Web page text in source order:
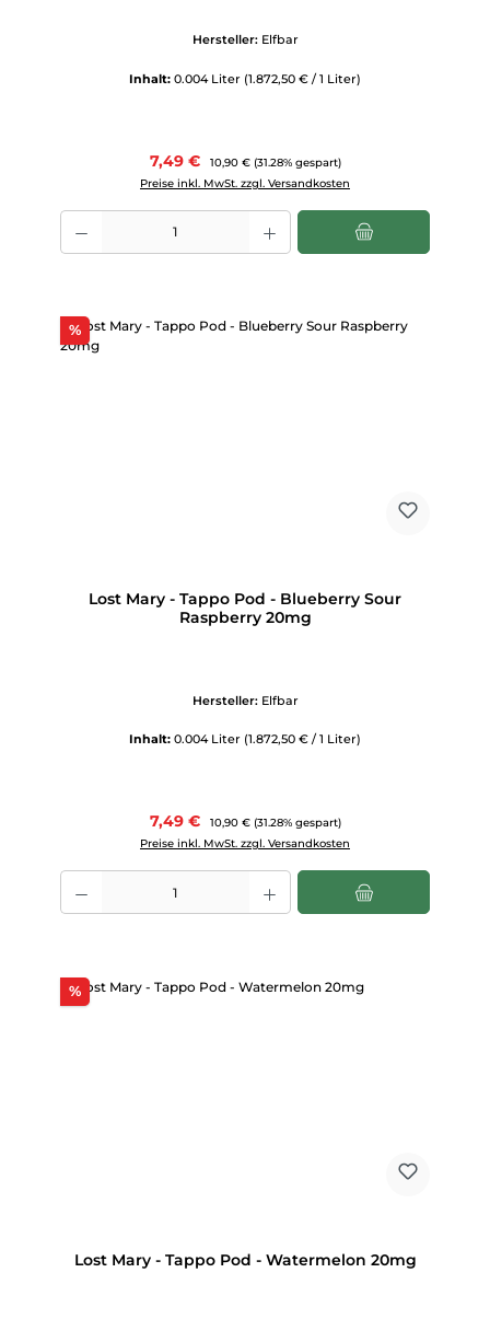
Hersteller: Elfbar
Inhalt: 0.004 Liter (1.872,50 € / 1 Liter)
Verkaufspreis:
7,49 € Regulärer Preis:
10,90 € (31.28% gespart)
Preise inkl. MwSt. zzgl. Versandkosten
Produkt Anzahl: Gib den gewünschten Wert ein oder benutze die
%Rabatt
Lost Mary - Tappo Pod - Blueberry Sour
Raspberry 20mg
Hersteller: Elfbar
Inhalt: 0.004 Liter (1.872,50 € / 1 Liter)
Verkaufspreis:
7,49 € Regulärer Preis:
10,90 € (31.28% gespart)
Preise inkl. MwSt. zzgl. Versandkosten
Produkt Anzahl: Gib den gewünschten Wert ein oder benutze die
%Rabatt
Lost Mary - Tappo Pod - Watermelon 20mg